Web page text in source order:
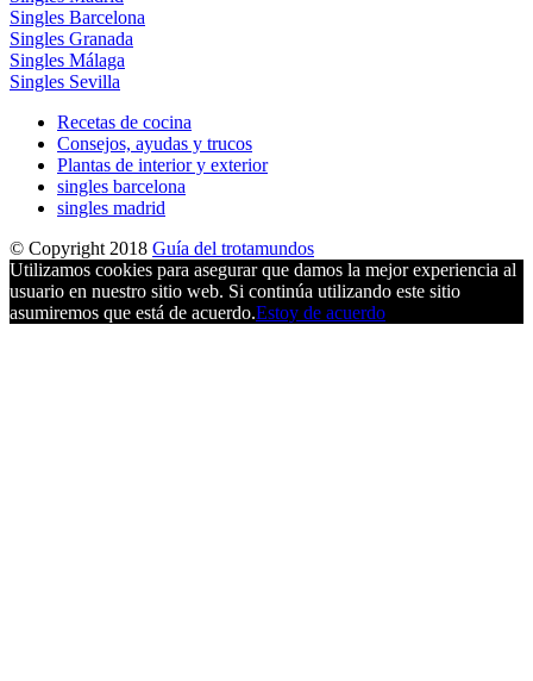
Singles Barcelona
Singles Granada
Singles Málaga
Singles Sevilla
Recetas de cocina
Consejos, ayudas y trucos
Plantas de interior y exterior
singles barcelona
singles madrid
© Copyright 2018 Guía del trotamundos
Utilizamos cookies para asegurar que damos la mejor experiencia al
usuario en nuestro sitio web. Si continúa utilizando este sitio
asumiremos que está de acuerdo.Estoy de acuerdo